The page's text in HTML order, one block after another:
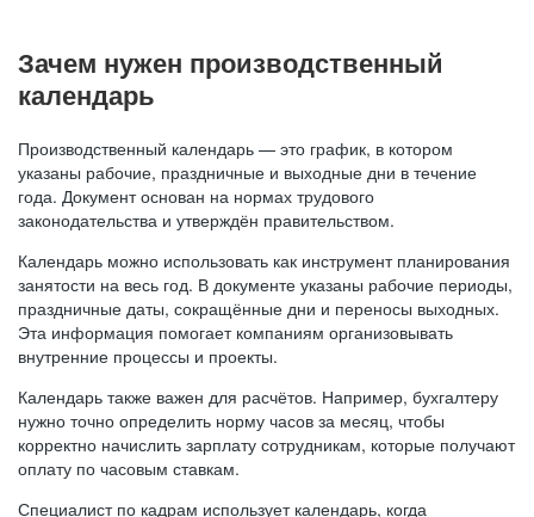
Зачем нужен производственный
календарь
Производственный календарь — это график, в котором
указаны рабочие, праздничные и выходные дни в течение
года. Документ основан на нормах трудового
законодательства и утверждён правительством.
Календарь можно использовать как инструмент планирования
занятости на весь год. В документе указаны рабочие периоды,
праздничные даты, сокращённые дни и переносы выходных.
Эта информация помогает компаниям организовывать
внутренние процессы и проекты.
Календарь также важен для расчётов. Например, бухгалтеру
нужно точно определить норму часов за месяц, чтобы
корректно начислить зарплату сотрудникам, которые получают
оплату по часовым ставкам.
Специалист по кадрам использует календарь, когда